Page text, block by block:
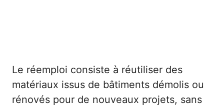
Le réemploi consiste à réutiliser des
matériaux issus de bâtiments démolis ou
rénovés pour de nouveaux projets, sans